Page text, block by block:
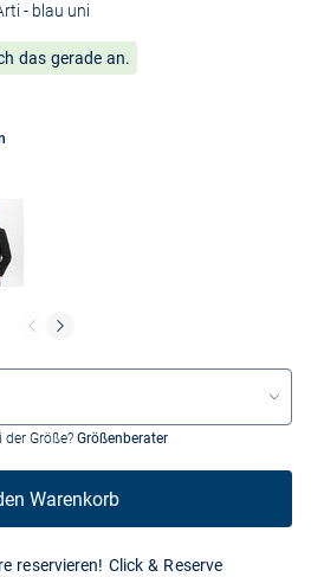
- blau uni
das gerade an.
der Größe? Größenberater
Warenkorb
reservieren! Click & Reserve